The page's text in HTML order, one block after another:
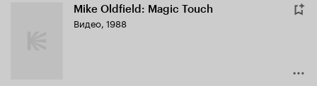
Mike Oldfield: Magic Touch
Видео, 1988